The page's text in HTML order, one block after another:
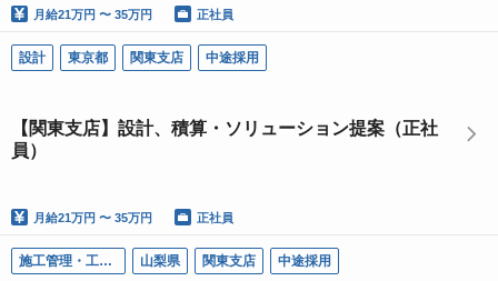
月給21万円 〜 35万円 正社員
設計 東京都 関東支店 中途採用
【関東支店】設計、積算・ソリューション提案（正社
員）
月給21万円 〜 35万円 正社員
施工管理・工事・設計（ＲＡＣ） 山梨県 関東支店 中途採用